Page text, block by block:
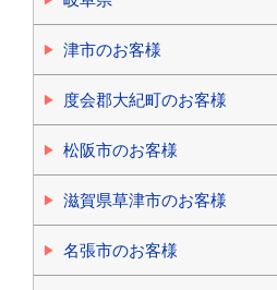
津市のお客様
度会郡大紀町のお客様
松阪市のお客様
滋賀県草津市のお客様
名張市のお客様